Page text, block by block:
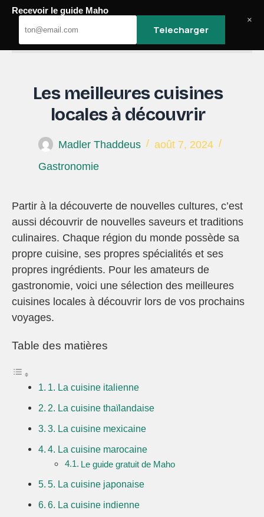
Passer
Maho
Les meilleures cuisines
locales à découvrir
Madler Thaddeus
août 7, 2024
Gastronomie
Partir à la découverte de nouvelles cultures, c’est
aussi découvrir de nouvelles saveurs et traditions
culinaires. Chaque région du monde possède sa
propre cuisine, ses propres spécialités et ses
propres ingrédients. Pour les amateurs de
gastronomie, voici une sélection des meilleures
cuisines locales à découvrir lors de vos prochains
voyages.
Table des matières
1. La cuisine italienne
2. La cuisine thaïlandaise
3. La cuisine mexicaine
4. La cuisine marocaine
Le guide gratuit de Maho
5. La cuisine japonaise
6. La cuisine indienne
Recevoir le guide Maho
Telecharger
×